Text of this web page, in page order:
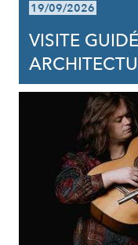
19/09/2026
VISITE